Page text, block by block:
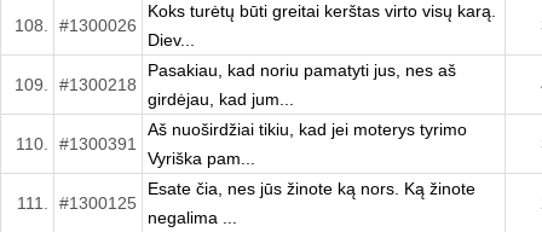
108. #1300026
Koks turėtų būti greitai kerštas virto visų karą.
Diev...
109. #1300218
Pasakiau, kad noriu pamatyti jus, nes aš
girdėjau, kad jum...
110. #1300391
Aš nuoširdžiai tikiu, kad jei moterys tyrimo
Vyriška pam...
111. #1300125
Esate čia, nes jūs žinote ką nors. Ką žinote
negalima ...